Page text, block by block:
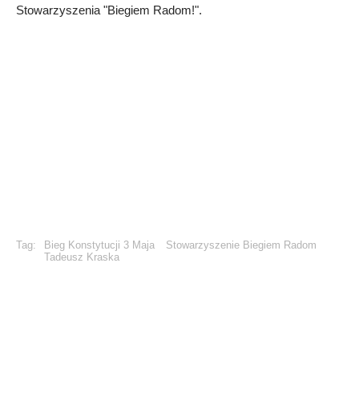
Stowarzyszenia "Biegiem Radom!".
Tag: Bieg Konstytucji 3 Maja
Stowarzyszenie Biegiem Radom
Tadeusz Kraska